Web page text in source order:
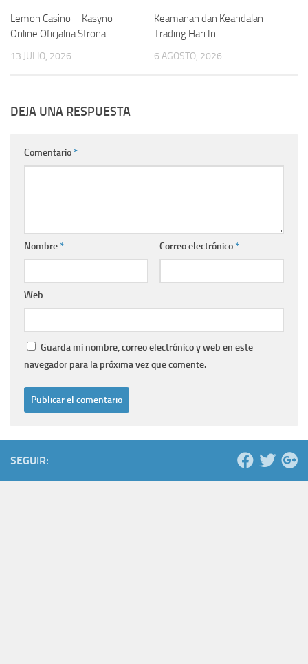
Lemon Casino – Kasyno
Online Oficjalna Strona
13 JULIO, 2026
Keamanan dan Keandalan
Trading Hari Ini
6 AGOSTO, 2026
DEJA UNA RESPUESTA
Comentario*
Nombre* Correo electrónico*
Web
Guarda mi nombre, correo electrónico y web en este
navegador para la próxima vez que comente.
SEGUIR: